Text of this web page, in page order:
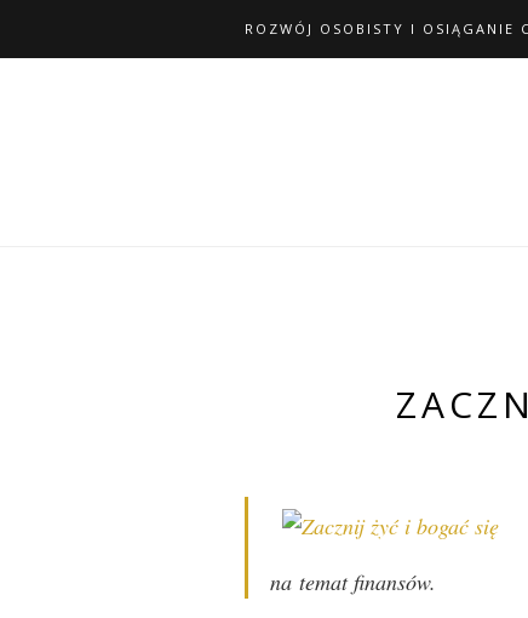
ROZWÓJ OSOBISTY I OSIĄGANIE
na temat finansów.